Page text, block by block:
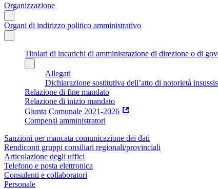
Organizzazione
Organi di indirizzo politico amministrativo
Titolari di incarichi di amministrazione di direzione o di
Allegati
Dichiarazione sostitutiva dell’atto di notorietà
Relazione di fine mandato
Relazione di inizio mandato
Giunta Comunale 2021-2026
Compensi amministratori
Sanzioni per mancata comunicazione dei dati
Rendiconti gruppi consiliari regionali/provinciali
Articolazione degli uffici
Telefono e posta elettronica
Consulenti e collaboratori
Personale